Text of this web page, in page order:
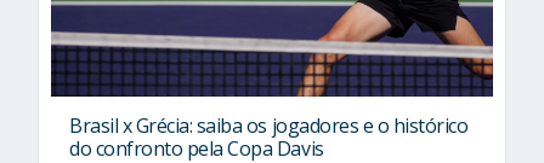
Brasil x Grécia: saiba os jogadores e o histórico
do confronto pela Copa Davis